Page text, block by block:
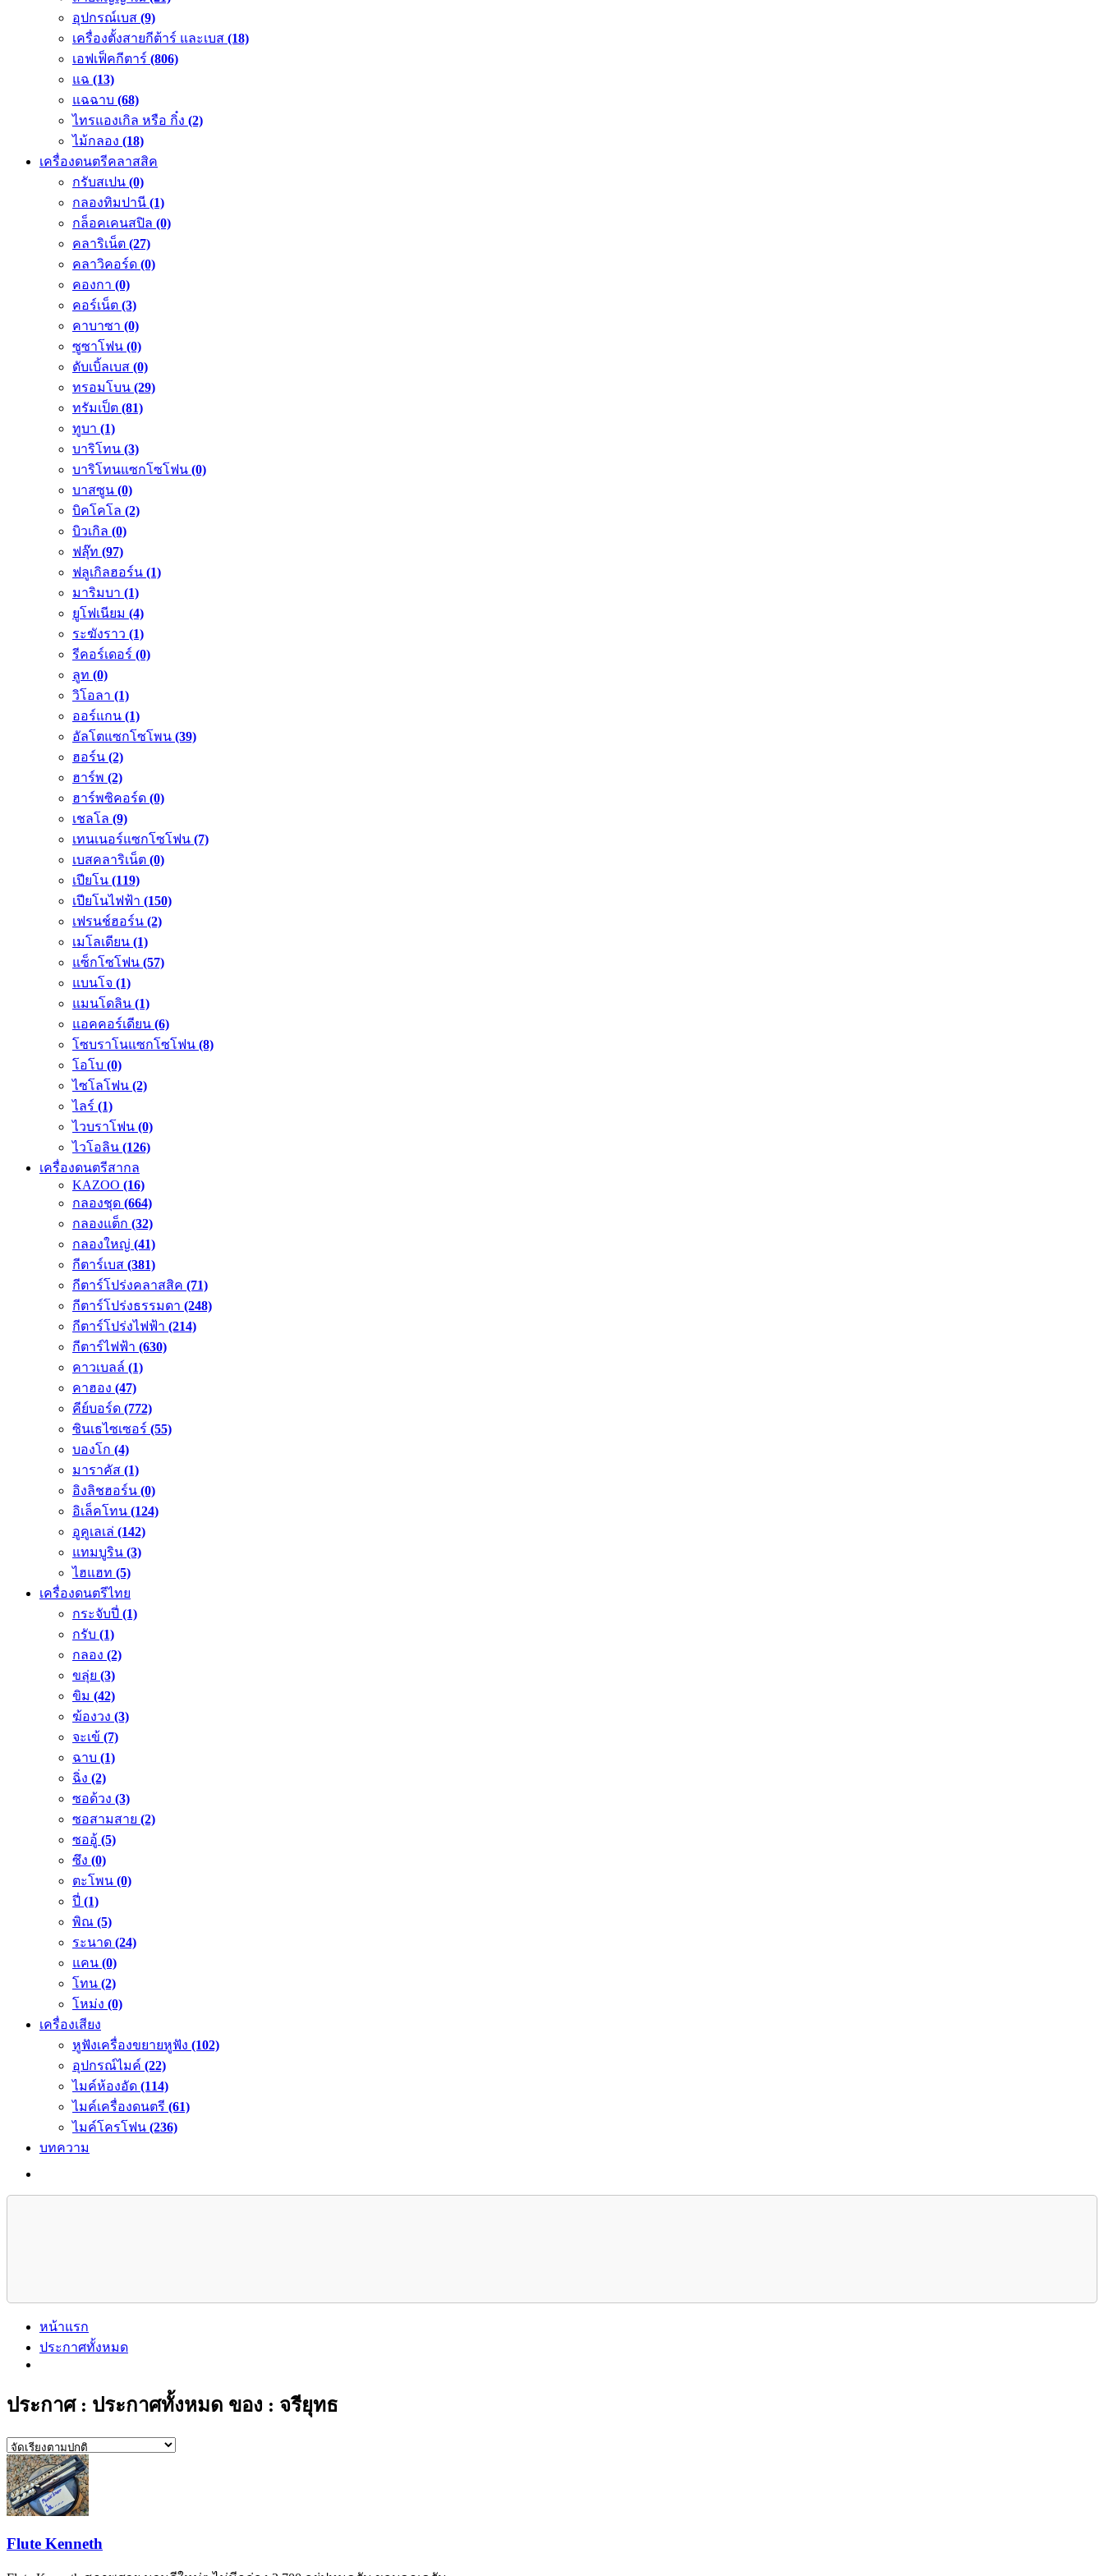
อุปกรณ์เบส (9)
เครื่องตั้งสายกีต้าร์ และเบส (18)
เอฟเฟ็คกีตาร์ (806)
แฉ (13)
แฉฉาบ (68)
ไทรแองเกิล หรือ กิ๋ง (2)
ไม้กลอง (18)
เครื่องดนตรีคลาสสิค
กรับสเปน (0)
กลองทิมปานี (1)
กล็อคเคนสปิล (0)
คลาริเน็ต (27)
คลาวิคอร์ด (0)
คองกา (0)
คอร์เน็ต (3)
คาบาซา (0)
ซูซาโฟน (0)
ดับเบิ้ลเบส (0)
ทรอมโบน (29)
ทรัมเป็ต (81)
ทูบา (1)
บาริโทน (3)
บาริโทนแซกโซโฟน (0)
บาสซูน (0)
บิคโคโล (2)
บิวเกิล (0)
ฟลุ๊ท (97)
ฟลูเกิลฮอร์น (1)
มาริมบา (1)
ยูโฟเนียม (4)
ระฆังราว (1)
รีคอร์เดอร์ (0)
ลูท (0)
วิโอลา (1)
ออร์แกน (1)
อัลโตแซกโซโพน (39)
ฮอร์น (2)
ฮาร์พ (2)
ฮาร์พซิคอร์ด (0)
เชลโล (9)
เทนเนอร์แซกโซโฟน (7)
เบสคลาริเน็ต (0)
เปียโน (119)
เปียโนไฟฟ้า (150)
เฟรนช์ฮอร์น (2)
เมโลเดียน (1)
แซ็กโซโฟน (57)
แบนโจ (1)
แมนโดลิน (1)
แอคคอร์เดียน (6)
โซบราโนแซกโซโฟน (8)
โอโบ (0)
ไซโลโฟน (2)
ไลร์ (1)
ไวบราโฟน (0)
ไวโอลิน (126)
เครื่องดนตรีสากล
KAZOO (16)
กลองชุด (664)
กลองแต็ก (32)
กลองใหญ่ (41)
กีตาร์เบส (381)
กีตาร์โปร่งคลาสสิค (71)
กีตาร์โปร่งธรรมดา (248)
กีตาร์โปร่งไฟฟ้า (214)
กีตาร์ไฟฟ้า (630)
คาวเบลล์ (1)
คาฮอง (47)
คีย์บอร์ด (772)
ซินเธไซเซอร์ (55)
บองโก (4)
มาราคัส (1)
อิงลิชฮอร์น (0)
อิเล็คโทน (124)
อูคูเลเล่ (142)
แทมบูริน (3)
ไฮแฮท (5)
เครื่องดนตรีไทย
กระจับปี่ (1)
กรับ (1)
กลอง (2)
ขลุ่ย (3)
ขิม (42)
ฆ้องวง (3)
จะเข้ (7)
ฉาบ (1)
ฉิ่ง (2)
ซอด้วง (3)
ซอสามสาย (2)
ซออู้ (5)
ซึง (0)
ตะโพน (0)
ปี่ (1)
พิณ (5)
ระนาด (24)
แคน (0)
โทน (2)
โหม่ง (0)
เครื่องเสียง
หูฟังเครื่องขยายหูฟัง (102)
อุปกรณ์ไมค์ (22)
ไมค์ห้องอัด (114)
ไมค์เครื่องดนตรี (61)
ไมค์โครโฟน (236)
บทความ
หน้าแรก
ประกาศทั้งหมด
ประกาศ : ประกาศทั้งหมด ของ : จรียุทธ
Flute Kenneth